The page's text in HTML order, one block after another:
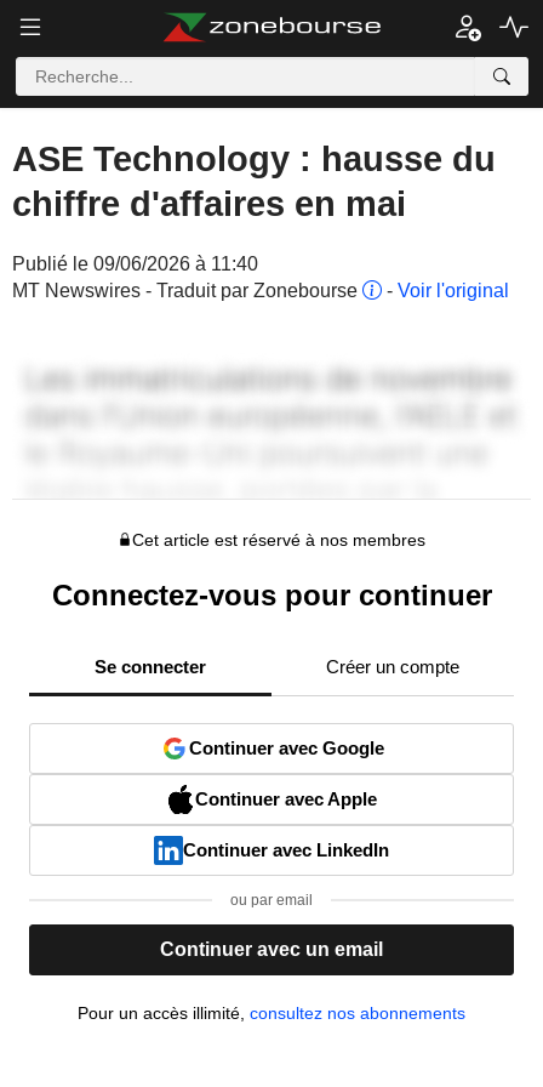
ASE Technology : hausse du
chiffre d'affaires en mai
Publié le 09/06/2026 à 11:40
MT Newswires - Traduit par Zonebourse
- Voir l'original
Cet article est réservé à nos membres
Connectez-vous pour continuer
Se connecter Créer un compte
Continuer avec Google
Continuer avec Apple
Continuer avec LinkedIn
ou par email
Continuer avec un email
Pour un accès illimité, consultez nos abonnements